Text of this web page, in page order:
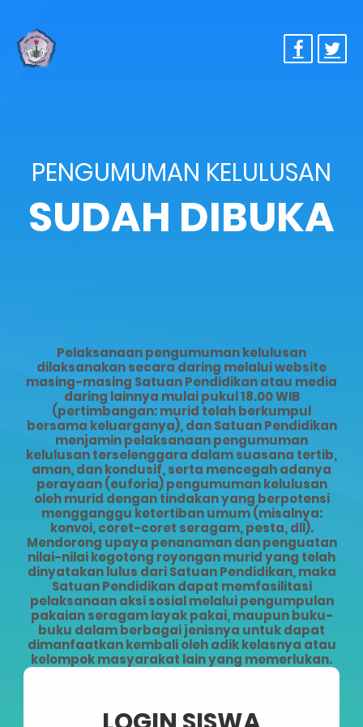
PENGUMUMAN KELULUSAN
SUDAH DIBUKA
Pelaksanaan pengumuman kelulusan
dilaksanakan secara daring melalui website
masing-masing Satuan Pendidikan atau media
daring lainnya mulai pukul 18.00 WIB
(pertimbangan: murid telah berkumpul
bersama keluarganya), dan Satuan Pendidikan
menjamin pelaksanaan pengumuman
kelulusan terselenggara dalam suasana tertib,
aman, dan kondusif, serta mencegah adanya
perayaan (euforia) pengumuman kelulusan
oleh murid dengan tindakan yang berpotensi
mengganggu ketertiban umum (misalnya:
konvoi, coret-coret seragam, pesta, dll).
Mendorong upaya penanaman dan penguatan
nilai-nilai kegotong royongan murid yang telah
dinyatakan lulus dari Satuan Pendidikan, maka
Satuan Pendidikan dapat memfasilitasi
pelaksanaan aksi sosial melalui pengumpulan
pakaian seragam layak pakai, maupun buku-
buku dalam berbagai jenisnya untuk dapat
dimanfaatkan kembali oleh adik kelasnya atau
kelompok masyarakat lain yang memerlukan.